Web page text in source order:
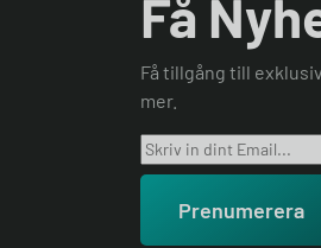
Få
Få tillgång till
mer.
Prenumerera